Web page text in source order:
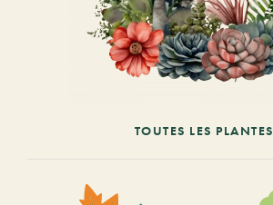
TOUTES LES PLANTES